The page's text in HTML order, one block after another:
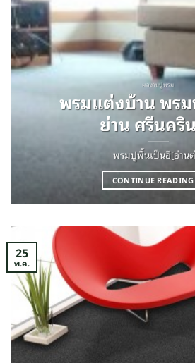
ผลงานปูพรม
พรมแต่งบ้าน พร
ย่าน ศรีนคริ
พรมปูพื้นเป็นอี[อ่าน
CONTINUE READING
25
พ.ค.